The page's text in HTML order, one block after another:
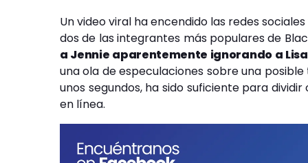
Un video viral ha encendido las redes
dos de las integrantes más populares de
a Jennie aparentemente ignorando a
una ola de especulaciones sobre una
unos segundos, ha sido suficiente para
en línea.